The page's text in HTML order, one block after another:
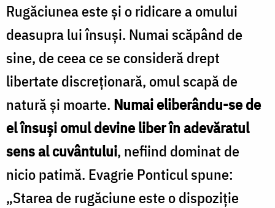
și
față
de
noi
înșine
/
Foto:
Oana
Nechifor
Rugăciunea este și o ridicare a omului
deasupra lui însuși. Numai scăpând de
sine, de ceea ce se consideră drept
libertate discreționară, omul scapă de
natură și moarte. Numai eliberându-se de
el însuși omul devine liber în adevăratul
sens al cuvântului, nefiind dominat de
nicio patimă. Evagrie Ponticul spune:
„Starea de rugăciune este o dispoziție